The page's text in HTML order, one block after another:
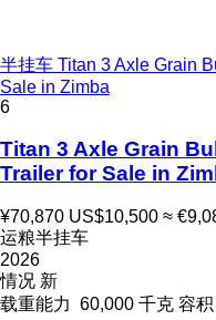
半挂车 Titan 3 Axle Grain
Sale in Zimba
6
Titan 3 Axle Grain
Trailer for Sale in
¥70,870 US$10,500 ≈
运粮半挂车
2026
情况 新
载重能力 60,000 千克 容积